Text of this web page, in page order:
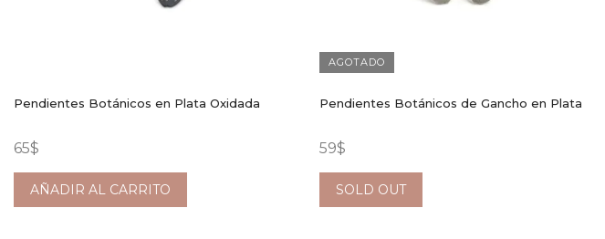
Pendientes Botánicos en Plata Oxidada
65$
AÑADIR AL CARRITO
AGOTADO
Pendientes Botánicos de Gancho en Plata
59$
SOLD OUT